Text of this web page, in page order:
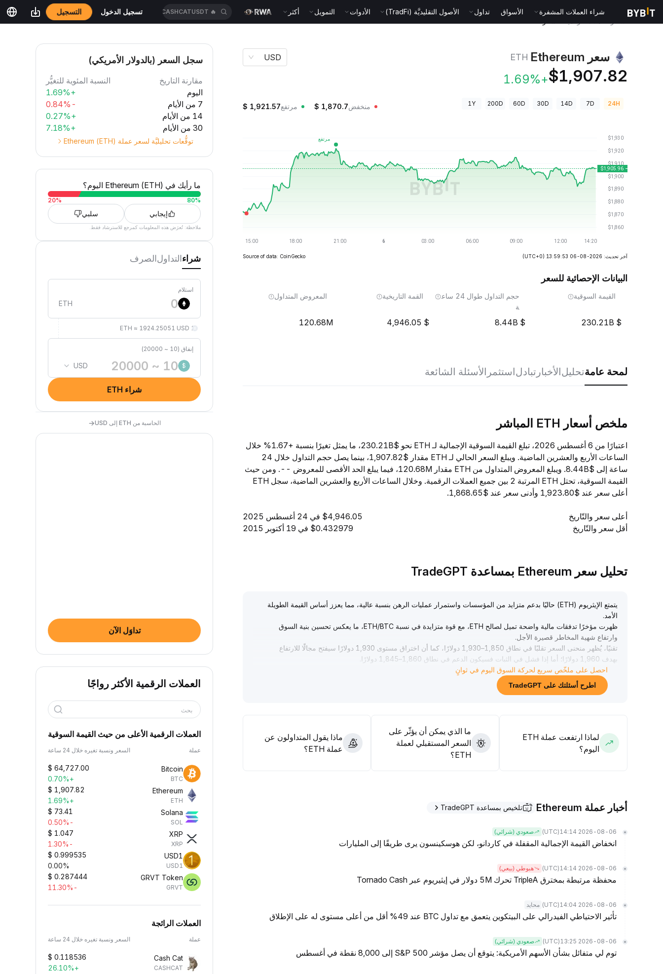
شراء العملات المشفرة الأسواق تداول الأصول التقليديَّة (TradFi) الأدوات التمويل أكثر 🔥
CASHCATUSDT تسجيل الدخول التسجيل
سعر Ethereum ETH
$1,907.82
+1.69%
USD
24H
7D
14D
30D
60D
200D
1Y منخفض $ 1,870.7 مرتفع $ 1,921.57
آخر تحديث: 2026-08-06 13:59:53 (UTC+0)
Source of data: CoinGecko
البيانات الإحصائية للسعر
القيمة السوقية
230.21B
حجم التداول طوال 24 ساع
ة
8.44B
القمة التاريخية
4,946.05
المعروض المتداول
120.68M
لمحة عامةتحليلالأخبار تبادلاستثمر الأسئلة الشائعة
ملخص أسعار ETH المباشر
اعتبارًا من 6 أغسطس 2026، تبلغ القيمة السوقية الإجمالية لـ ETH نحو $230.21B، ما يمثل تغيرًا بنسبة +1.67% خلال
الساعات الأربع والعشرين الماضية. ويبلغ السعر الحالي لـ ETH مقدار $1,907.82، بينما يصل حجم التداول خلال 24
ساعة إلى $8.44B. ويبلغ المعروض المتداول من ETH مقدار 120.68M، فيما يبلغ الحد الأقصى للمعروض --. ومن حيث
القيمة السوقية، تحتل ETH المرتبة 2 بين جميع العملات الرقمية. وخلال الساعات الأربع والعشرين الماضية، سجل ETH
أعلى سعر عند $1,923.80 وأدنى سعر عند $1,868.65.
أعلى سعر والتّاريخ
$4,946.05 في 24 أغسطس 2025
أقل سعر والتّاريخ
$0.432979 في 19 أكتوبر 2015
تحليل سعر Ethereum بمساعدة TradeGPT
يتمتع الإيثريوم (ETH) حاليًا بدعم متزايد من المؤسسات واستمرار عمليات الرهن بنسبة عالية، مما يعزز أساس القيمة الطويلة
الأمد.
ظهرت مؤخرًا تدفقات مالية واضحة تميل لصالح ETH، مع قوة متزايدة في نسبة ETH/BTC، ما يعكس تحسين بنية السوق
وارتفاع شهية المخاطر قصيرة الأجل.
تقنيًا، يُظهر منحنى السعر تقلبًا في نطاق 1,850–1,930 دولارًا، كما أن اختراق مستوى 1,930 دولارًا سيفتح مجالًا للارتفاع
بهدف 1,960 دولارًا؛ أما إذا فشل في الثبات فسيكون الدعم في نطاق 1,860–1,845 دولارًا
يُنصح باتباع استراتيجية دعم الزخم الرئيسي، وتوزيع المراكز ضمن مناطق الدعم الأساسية، مع مراقبة أحجام التداول وضبط
المراكز ديناميكيًا
احصل على ملخّص سريع لحركة السوق اليوم في ثوانٍ
اطرح أسئلتك على TradeGPT
لماذا ارتفعت عملة ETH
اليوم؟
ما الذي يمكن أن يؤثّر على
السعر المستقبلي لعملة
ETH؟
ماذا يقول المتداولون عن
عملة ETH؟
أخبار عملة Ethereum تلخيص بمساعدة TradeGPT
2026-08-06 14:14
(UTC) صعودي (شرائي)
انخفاض القيمة الإجمالية المقفلة في كاردانو، لكن هوسكينسون يرى طريقًا إلى المليارات
2026-08-06 14:14
(UTC) هبوطي (بيعي)
محفظة مرتبطة بمخترق TripleA تحرك 5M دولار في إيثيريوم عبر Tornado Cash
2026-08-06 14:04
(UTC) محايد
تأثير الاحتياطي الفيدرالي على البيتكوين يتعمق مع تداول BTC عند 49% أقل من أعلى مستوى له على الإطلاق
2026-08-06 13:25
(UTC) صعودي (شرائي)
توم لي متفائل بشأن الأسهم الأمريكية: يتوقع أن يصل مؤشر S&P 500 إلى 8,000 نقطة في أغسطس
سجل السعر (بالدولار الأمريكي)
مقارنة التاريخ
النسبة المئوية للتغيُّر
اليوم
+1.69%
7 من الأيام
-0.84%
14 من الأيام
+0.27%
30 من الأيام
+7.18%
توقُّعات تحليليَّة لسعر عملة Ethereum (ETH)
ما رأيك في Ethereum (ETH) اليوم؟
80%
20%
إيجابي سلبي
ملاحظة: تُعرَض هذه المعلومات كمرجع للاسترشاد فقط.
شراءالتداولالصرف
استلام
ETH
1 ETH ≈ 1924.25051 USD
إنفاق (10 ~ 20000)
$
USD
شراء ETH
الحاسبة من ETH إلى USD →
تداوَل الآن
العملات الرقمية الأكثر رواجًا
بحث
العملات الرقمية الأعلى من حيث القيمة السوقية
عملة السعر ونسبة تغيره خلال 24 ساعة
Bitcoin
BTC
$ 64,727.00
+0.70%
Ethereum
ETH
$ 1,907.82
+1.69%
Solana
SOL
$ 73.41
-0.50%
XRP
XRP
$ 1.047
-1.30%
USD1
USD1
$ 0.999535
0.00%
GRVT Token
GRVT
$ 0.287444
-11.30%
العملات الرائجة
عملة السعر ونسبة تغيره خلال 24 ساعة
Cash Cat
CASHCAT
$ 0.118536
+26.10%